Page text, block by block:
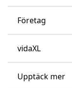
Företag
vidaXL
Upptäck mer